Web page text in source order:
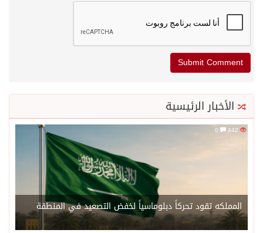
الأخبار الرئيسية
المملكه تقود تحركاً دبلوماسياً لخفض التصعيد في المنطقة